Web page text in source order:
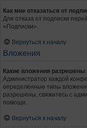
Как мне отказаться от
Для отказа от подписки
«Подписки».
Вернуться к началу
Вложения
Какие вложения разрешены
Администратор каждой
определённые типы
разрешены, свяжитесь с
помощи.
Вернуться к началу